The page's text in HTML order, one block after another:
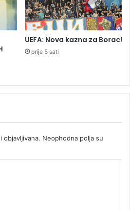
UEFA: Nova kazna za Borac!
prije 5 sati
objavljivana. Neophodna polja su